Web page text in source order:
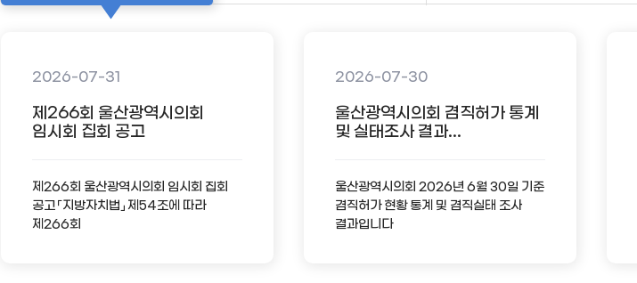
2026-07-31
제266회 울산광역시의회
임시회 집회 공고
제266회 울산광역시의회 임시회 집회
공고 「지방자치법」 제54조에 따라
제266회
2026-07-30
울산광역시의회 겸직허가 통계
및 실태조사 결과...
울산광역시의회 2026년 6월 30일 기준
겸직허가 현황 통계 및 겸직실태 조사
결과입니다